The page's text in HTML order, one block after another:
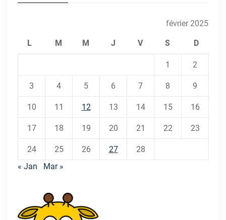
février 2025
L M M J V S D
1 2
3 4 5 6 7 8 9
10 11 12 13 14 15 16
17 18 19 20 21 22 23
24 25 26 27
28
« Jan
Mar »